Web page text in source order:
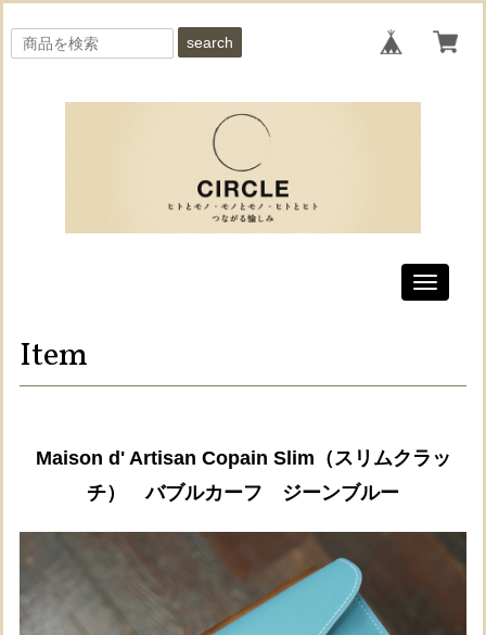
search
Toggle
Item
Maison d' Artisan Copain Slim（スリムクラッ
チ） バブルカーフ ジーンブルー